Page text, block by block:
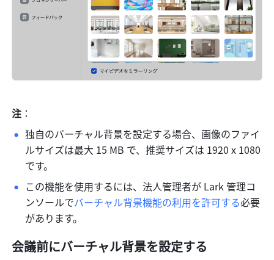
注 ：
独自のバーチャル背景を設定する場合、画像のファイ
ルサイズは最大 15 MB で、推奨サイズは 1920 x 1080
です。
この機能を使用するには、法人管理者が Lark 管理コ
ンソールでバーチャル背景機能の利用を許可する必要
があります。
会議前にバーチャル背景を設定する